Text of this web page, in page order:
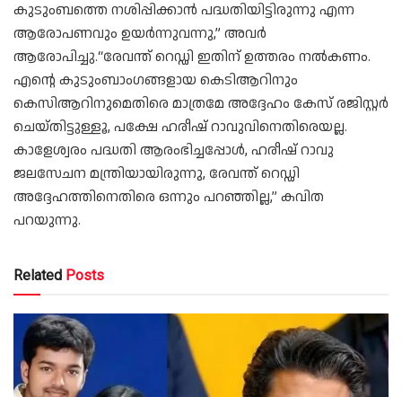
കുടുംബത്തെ നശിപ്പിക്കാൻ പദ്ധതിയിട്ടിരുന്നു എന്ന
ആരോപണവും ഉയർന്നുവന്നു,” അവർ
ആരോപിച്ചു.“രേവന്ത് റെഡ്ഡി ഇതിന് ഉത്തരം നൽകണം.
എന്റെ കുടുംബാംഗങ്ങളായ കെടിആറിനും
കെസിആറിനുമെതിരെ മാത്രമേ അദ്ദേഹം കേസ് രജിസ്റ്റർ
ചെയ്തിട്ടുള്ളൂ, പക്ഷേ ഹരീഷ് റാവുവിനെതിരെയല്ല.
കാളേശ്വരം പദ്ധതി ആരംഭിച്ചപ്പോൾ, ഹരീഷ് റാവു
ജലസേചന മന്ത്രിയായിരുന്നു, രേവന്ത് റെഡ്ഡി
അദ്ദേഹത്തിനെതിരെ ഒന്നും പറഞ്ഞില്ല,” കവിത
പറയുന്നു.
Related Posts